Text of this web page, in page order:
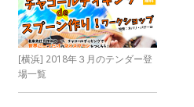
[横浜] 2018年３月のテンダー登
場一覧